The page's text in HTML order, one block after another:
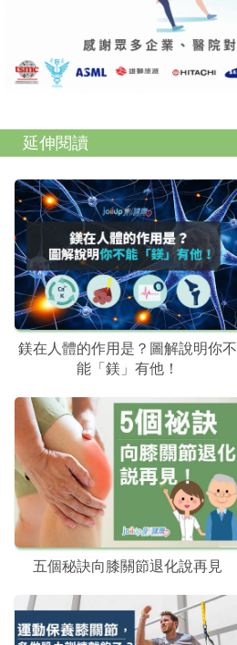
延伸閱讀
鎂在人體的作用是？圖解說明你不
能「鎂」有他！
五個秘訣向膝關節退化說再見